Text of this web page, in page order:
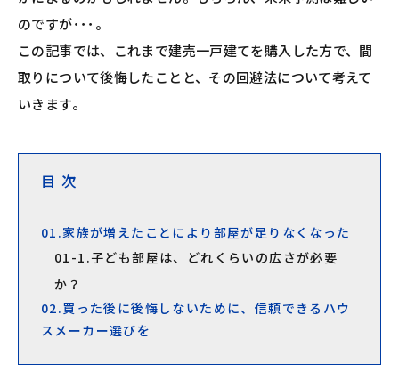
のですが･･･。
この記事では、これまで建売一戸建てを購入した方で、間
取りについて後悔したことと、その回避法について考えて
いきます。
目 次
01.家族が増えたことにより部屋が足りなくなった
01-1.子ども部屋は、どれくらいの広さが必要
か？
02.買った後に後悔しないために、信頼できるハウ
スメーカー選びを